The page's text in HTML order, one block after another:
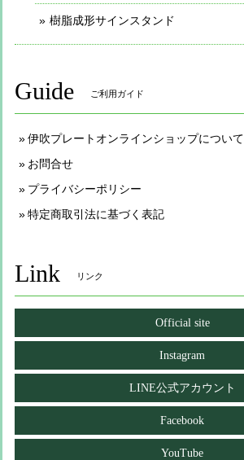
樹脂成形サインスタンド
Guide ご利用ガイド
伊吹プレートオンラインショップについて
お問合せ
プライバシーポリシー
特定商取引法に基づく表記
Link リンク
Official site
Instagram
LINE公式アカウント
Facebook
YouTube